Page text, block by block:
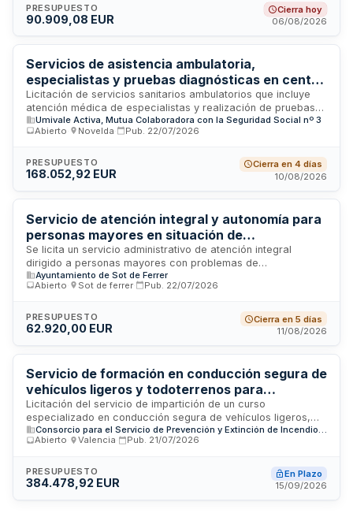
servicio se ejecuta mediante prestaciones de hacer de
forma sucesiva con precio unitario, siendo la cuantía total
de Alcalà de Xivert-Alcossebre licita este recurso municipal
a través de procedimiento abierto simplificado.
PRESUPUESTO
90.909,08 EUR
Cierra hoy
06/08/2026
Servicios de asistencia ambulatoria,
especialistas y pruebas diagnósticas en centro
ambulatorio para la población protegida de
Umivale Activa en Orihuela
Licitación de servicios sanitarios ambulatorios que incluye
atención médica de especialistas y realización de pruebas
diagnósticas en un centro ambulatorio. Los servicios se
prestarán a la población protegida de Umivale Activa, mutua
adjudicatario será responsable de ejecutar el contrato con
personal cualificado y con los conocimientos necesarios,
cumplimiento de las obligaciones laborales y normativas
aplicables.
Umivale Activa, Mutua Colaboradora con la Seguridad Social nº 3
Abierto
Novelda Pub. 22/07/2026
PRESUPUESTO
168.052,92 EUR
Cierra en 4 días
10/08/2026
Servicio de atención integral y autonomía para
personas mayores en situación de
dependencia
Se licita un servicio administrativo de atención integral
dirigido a personas mayores con problemas de
discapacidad física o deterioro cognitivo inicial. El servicio
incluye prestaciones básicas de higiene, planificación de
sociales, así como estimulación cognitiva. Se prestará en la
Casa de la Cultura del Ayuntamiento de Sot de Ferrer en
todo el año, con una duración de dos años desde octubre de
dos mil veintiséis.
Ayuntamiento de Sot de Ferrer
Abierto
Sot de ferrer Pub. 22/07/2026
PRESUPUESTO
62.920,00 EUR
Cierra en 5 días
11/08/2026
Servicio de formación en conducción segura de
vehículos ligeros y todoterrenos para
bomberos del Consorcio Provincial de Valencia
Licitación del servicio de impartición de un curso
especializado en conducción segura de vehículos ligeros,
incluyendo vehículos 4x4, dirigido al personal operativo del
Cuerpo de Bomberos del Consorcio Provincial de Valencia. El
de la formación y designación de un responsable de
ejecución que actúe como enlace con la administración
Consorcio para el Servicio de Prevención y Extinción de Incendios y de Salvamento de la Provincia de Valencia
Abierto
Valencia Pub. 21/07/2026
PRESUPUESTO
384.478,92 EUR
En Plazo
15/09/2026